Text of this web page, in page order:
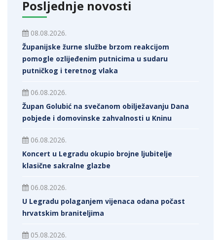
Posljednje novosti
08.08.2026.
Županijske žurne službe brzom reakcijom
pomogle ozlijeđenim putnicima u sudaru
putničkog i teretnog vlaka
06.08.2026.
Župan Golubić na svečanom obilježavanju Dana
pobjede i domovinske zahvalnosti u Kninu
06.08.2026.
Koncert u Legradu okupio brojne ljubitelje
klasične sakralne glazbe
06.08.2026.
U Legradu polaganjem vijenaca odana počast
hrvatskim braniteljima
05.08.2026.